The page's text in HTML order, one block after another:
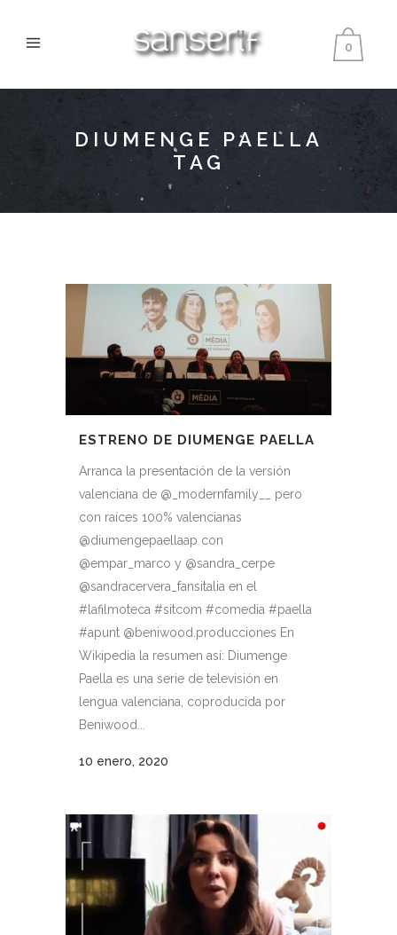
0
DIUMENGE PAELLA
TAG
ESTRENO DE DIUMENGE PAELLA
Arranca la presentación de la versión
valenciana de @_modernfamily__ pero
con raíces 100% valencianas
@diumengepaellaap con
@empar_marco y @sandra_cerpe
@sandracervera_fansitalia en el
#lafilmoteca #sitcom #comedia #paella
#apunt @beniwood.producciones En
Wikipedia la resumen así: Diumenge
Paella es una serie de televisión en
lengua valenciana, coproducida por
Beniwood...
10 enero, 2020